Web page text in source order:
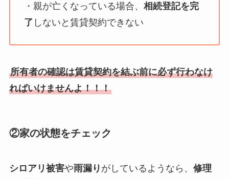
・親が亡くなっている場合、 相続登記を完
了 しないと賃貸契約できない
所有者の確認は賃貸契約を結ぶ前に必ず行わなけ
ればいけませんよ！！！
②家の状態をチェック
シロアリ被害や雨漏り がしているようなら、 修理